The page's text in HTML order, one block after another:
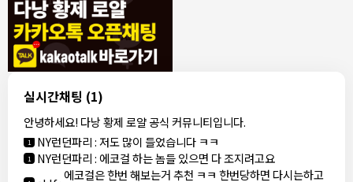
실시간채팅 (1)
안녕하세요! 다낭 황제 로얄 공식 커뮤니티입니다.
8/4/2026
1 모기한테물림:여기도 문의해보면 바로 알려줌
1 모기한테물림:정찰가보다 쌀수 없음
1 결혼안해:ㄹㅇ 팩트 ㅋㅋㅋㅋ
결혼안해:ㄹㅇ 팩트 ㅋㅋㅋㅋ
8/5/2026
NY런던파리 :다낭 에코걸 여기서 예약 가능한가요?
1 3군:에코걸 좀 조심 하는게 좋음
1 NY런던파리:저도 많이 들었습니다 ㅋㅋ
1 NY런던파리: 에코걸 하는 놈들 있으면 다 조지려고요
에코걸은 한번 해보는거 추천 ㅋㅋ 한번당하면 다시는하고